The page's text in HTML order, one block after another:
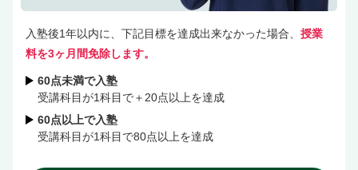
入塾後1年以内に、下記目標を達成出来なかった場合、 授業
料を3ヶ月間免除します。
60点未満で入塾
受講科目が1科目で＋20点以上を達成
60点以上で入塾
受講科目が1科目で80点以上を達成